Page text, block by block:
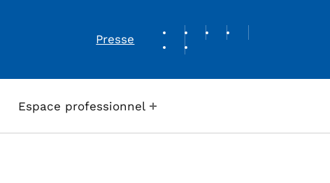
Presse
REVUE DE PRESSE
Espace professionnel